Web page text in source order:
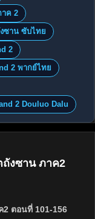
ค 2
ซาน ซับไทย
2
2 พากย์ไทย
2 Douluo Dalu
งซาน ภาค2
ตอนที่ 101-156